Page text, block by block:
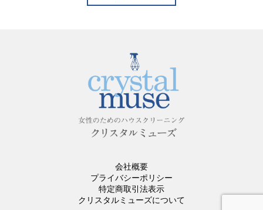
会社概要
プライバシーポリシー
特定商取引法表示
クリスタルミューズについて